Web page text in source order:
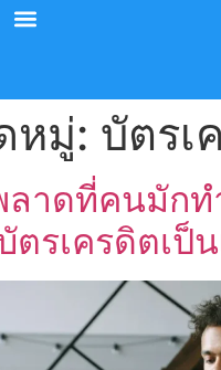
หมู่: บัตรเ
าดที่คนมักท
ตรเครดิตเป็